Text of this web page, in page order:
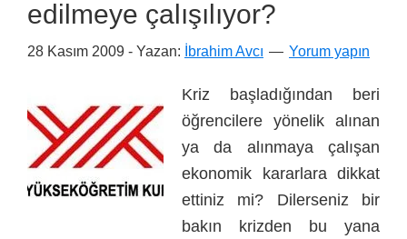
edilmeye çalışılıyor?
28 Kasım 2009 - Yazan: İbrahim Avcı Yorum yapın
Kriz başladığından beri
öğrencilere yönelik alınan
ya da alınmaya çalışan
ekonomik kararlara dikkat
ettiniz mi? Dilerseniz bir
bakın krizden bu yana